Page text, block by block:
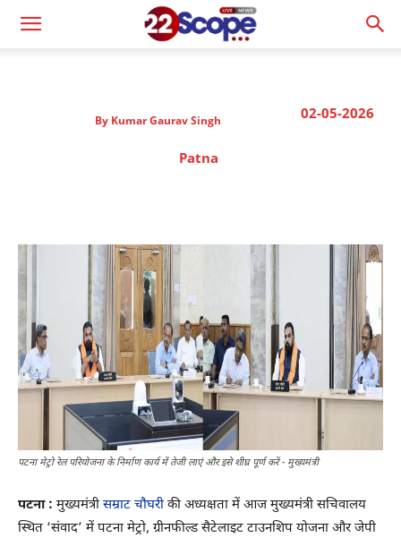
02-05-2026
By Kumar Gaurav Singh
Patna
पटना मेट्रो रेल परियोजना के निर्माण कार्य में तेजी लाएं और इसे शीघ्र पूर्ण करें - मुख्यमंत्री
पटना : मुख्यमंत्री सम्राट चौघरीकी अध्यक्षता में आज मुख्यमंत्री सचिवालय
स्थित ‘संवाद’ में पटना मेट्रो, ग्रीनफील्ड सैटेलाइट टाउनशिप योजना और जेपी